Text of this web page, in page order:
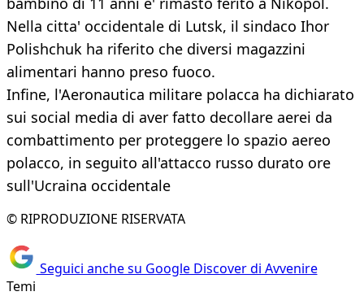
Nella citta' occidentale di Lutsk, il sindaco Ihor
Polishchuk ha riferito che diversi magazzini
alimentari hanno preso fuoco.
Infine, l'Aeronautica militare polacca ha dichiarato
sui social media di aver fatto decollare aerei da
combattimento per proteggere lo spazio aereo
polacco, in seguito all'attacco russo durato ore
sull'Ucraina occidentale
© RIPRODUZIONE RISERVATA
Seguici anche su Google Discover di Avvenire
Temi